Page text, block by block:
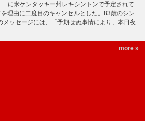
に米ケンタッキー州レキシントンで予定されて
を理由に二度目のキャンセルとした。83歳のシン
メッセージには、「予期せぬ事情により、本日夜
more »